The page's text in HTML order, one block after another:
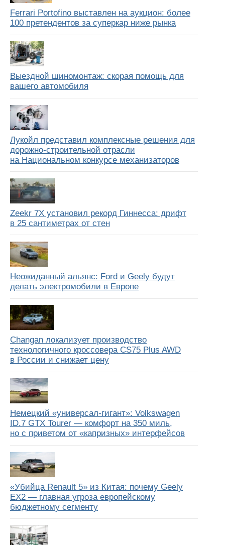
Ferrari Portofino выставлен на аукцион: более
100 претендентов за суперкар ниже рынка
Выездной шиномонтаж: скорая помощь для
вашего автомобиля
Лукойл представил комплексные решения для
дорожно-строительной отрасли
на Национальном конкурсе механизаторов
Zeekr 7X установил рекорд Гиннесса: дрифт
в 25 сантиметрах от стен
Неожиданный альянс: Ford и Geely будут
делать электромобили в Европе
Changan локализует производство
технологичного кроссовера CS75 Plus AWD
в России и снижает цену
Немецкий «универсал-гигант»: Volkswagen
ID.7 GTX Tourer — комфорт на 350 миль,
но с приветом от «капризных» интерфейсов
«Убийца Renault 5» из Китая: почему Geely
EX2 — главная угроза европейскому
бюджетному сегменту